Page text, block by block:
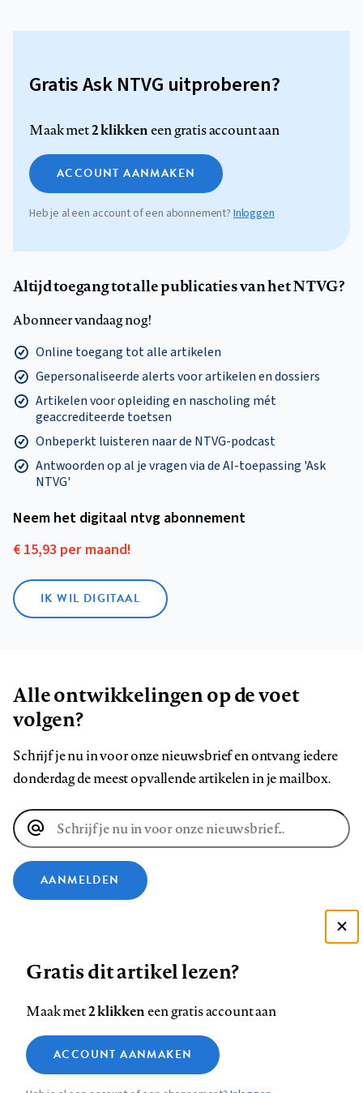
Gratis Ask NTVG uitproberen?
Maak met2 klikkeneen gratis account aan
ACCOUNT AANMAKEN
Heb je al een account of een abonnement?Inloggen
Altijd toegang tot alle publicaties van het NTVG?
Abonneer vandaag nog!
Online toegang tot alle artikelen
Gepersonaliseerde alerts voor artikelen en dossiers
Artikelen voor opleiding en nascholing mét
geaccrediteerde toetsen
Onbeperkt luisteren naar de NTVG-podcast
Antwoorden op al je vragen via de AI-toepassing 'Ask
NTVG'
Neem het digitaal ntvg abonnement
€ 15,93 per maand!
IK WIL DIGITAAL
Alle ontwikkelingen op de voet
volgen?
Schrijf je nu in voor onze nieuwsbrief en ontvang iedere
donderdag de meest opvallende artikelen in je mailbox.
E-
mailadres
AANMELDEN
ons
op
Facebook
ons
op
LinkedIn
ons
op
Bluesky
ons
op
Instagram
ons
op
YouTube
ons
Footer
Contact Colofon Disclaimer Privacy
Medische vragen verdienen
betrouwbare antwoorden
Gratis dit artikel lezen?
Maak met2 klikkeneen gratis account aan
ACCOUNT AANMAKEN
Zie onze cookie policy
Analytische cookies